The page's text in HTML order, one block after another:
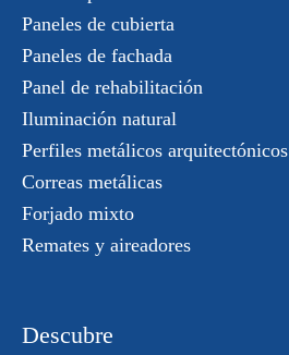
Paneles de cubierta
Paneles de fachada
Panel de rehabilitación
Iluminación natural
Perfiles metálicos arquitectónicos
Correas metálicas
Forjado mixto
Remates y aireadores
Descubre